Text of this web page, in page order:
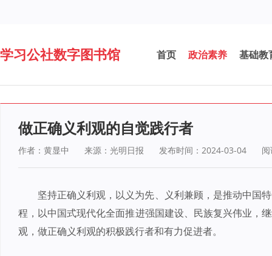
学习公社数字图书馆 首页 政治素养 基础教
做正确义利观的自觉践行者
作者：黄显中 来源：光明日报 发布时间：2024-03-04
坚持正确义利观，以义为先、义利兼顾，是推动中国
程，以中国式现代化全面推进强国建设、民族复兴伟业，
观，做正确义利观的积极践行者和有力促进者。